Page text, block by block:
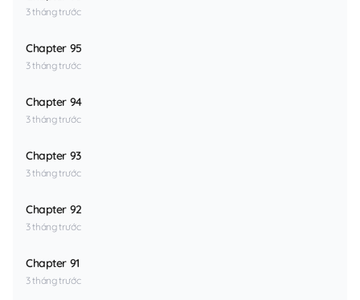
3 tháng trước
Chapter 95
3 tháng trước
Chapter 94
3 tháng trước
Chapter 93
3 tháng trước
Chapter 92
3 tháng trước
Chapter 91
3 tháng trước